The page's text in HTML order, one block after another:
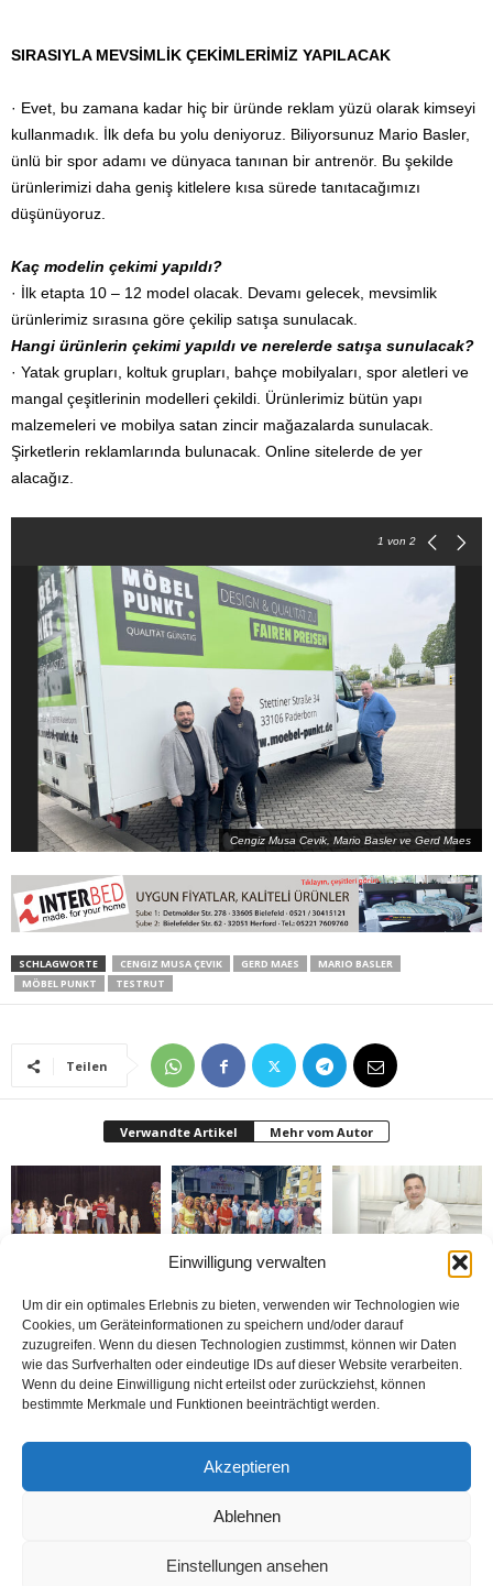
Einwilligung verwalten
Um dir ein optimales Erlebnis zu bieten, verwenden wir Technologien wie
Cookies, um Geräteinformationen zu speichern und/oder darauf
zuzugreifen. Wenn du diesen Technologien zustimmst, können wir Daten
wie das Surfverhalten oder eindeutige IDs auf dieser Website verarbeiten.
Wenn du deine Einwilligung nicht erteilst oder zurückziehst, können
bestimmte Merkmale und Funktionen beeinträchtigt werden.
Akzeptieren
Ablehnen
Einstellungen ansehen
SIRASIYLA MEVSİMLİK ÇEKİMLERİMİZ YAPILACAK
· Evet, bu zamana kadar hiç bir üründe reklam yüzü olarak kimseyi
kullanmadık. İlk defa bu yolu deniyoruz. Biliyorsunuz Mario Basler,
ünlü bir spor adamı ve dünyaca tanınan bir antrenör. Bu şekilde
ürünlerimizi daha geniş kitlelere kısa sürede tanıtacağımızı
düşünüyoruz.
Kaç modelin çekimi yapıldı?
· İlk etapta 10 – 12 model olacak. Devamı gelecek, mevsimlik
ürünlerimiz sırasına göre çekilip satışa sunulacak.
Hangi ürünlerin çekimi yapıldı ve nerelerde satışa sunulacak?
· Yatak grupları, koltuk grupları, bahçe mobilyaları, spor aletleri ve
mangal çeşitlerinin modelleri çekildi. Ürünlerimiz bütün yapı
malzemeleri ve mobilya satan zincir mağazalarda sunulacak.
Şirketlerin reklamlarında bulunacak. Online sitelerde de yer
alacağız.
1 von 2
Cengiz Musa Cevik, Mario Basler ve Gerd Maes
SCHLAGWORTE CENGIZ MUSA ÇEVIK GERD MAES
MARIO BASLER
MÖBEL PUNKT
TESTRUT
Teilen
Verwandte Artikel Mehr vom Autor
Festivali yapıldı
Yabancılar Haftası
donduruldu
Wiedenbrück’e açtı
Bakım Sigortası
Danışmanlığı Yapıyoruz
sistemi ile çalışıyor